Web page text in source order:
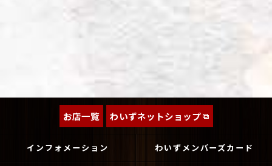
お店一覧 わいずネットショップ
インフォメーション わいずメンバーズカード